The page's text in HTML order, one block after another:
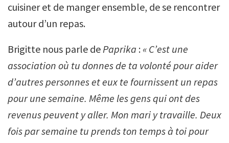
cuisiner et de manger ensemble, de se rencontrer
autour d’un repas.
Brigitte nous parle dePaprika : « C’est une
association où tu donnes de ta volonté pour aider
d’autres personnes et eux te fournissent un repas
pour une semaine. Même les gens qui ont des
revenus peuvent y aller. Mon mari y travaille. Deux
fois par semaine tu prends ton temps à toi pour